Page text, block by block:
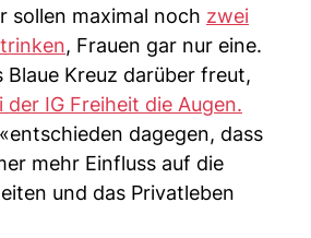
sollen maximal noch zwei
, Frauen gar nur eine.
Blaue Kreuz darüber freut,
IG Freiheit die Augen.
dagegen, dass
mehr Einfluss auf die
und das Privatleben